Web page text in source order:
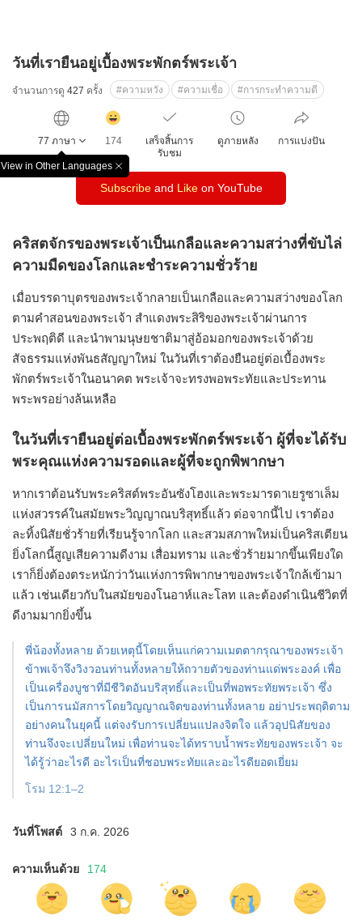
วันที่เรายืนอยู่เบื้องพระพักตร์พระเจ้า
จำนวนการดู 427 ครั้ง #ความหวัง #ความเชื่อ #การกระทำความดี
77 ภาษา
View in Other Languages
창
닫
기
클
릭
수
174
เสร็จสิ้นการ
รับชม
ดูภายหลัง การแบ่งปัน
Subscribeand Likeon YouTube
คริสตจักรของพระเจ้าเป็นเกลือและความสว่างที่ขับไล่
ความมืดของโลกและชำระความชั่วร้าย
เมื่อบรรดาบุตรของพระเจ้ากลายเป็นเกลือและความสว่างของโลก
ตามคำสอนของพระเจ้า สำแดงพระสิริของพระเจ้าผ่านการ
ประพฤติดี และนำพามนุษยชาติมาสู่อ้อมอกของพระเจ้าด้วย
สัจธรรมแห่งพันธสัญญาใหม่ ในวันที่เราต้องยืนอยู่ต่อเบื้องพระ
พักตร์พระเจ้าในอนาคต พระเจ้าจะทรงพอพระทัยและประทาน
พระพรอย่างล้นเหลือ
ในวันที่เรายืนอยู่ต่อเบื้องพระพักตร์พระเจ้า ผู้ที่จะได้รับ
พระคุณแห่งความรอดและผู้ที่จะถูกพิพากษา
หากเราต้อนรับพระคริสต์พระอันซังโฮงและพระมารดาเยรูซาเล็ม
แห่งสวรรค์ในสมัยพระวิญญาณบริสุทธิ์แล้ว ต่อจากนี้ไป เราต้อง
ละทิ้งนิสัยชั่วร้ายที่เรียนรู้จากโลก และสวมสภาพใหม่เป็นคริสเตียน
ยิ่งโลกนี้สูญเสียความดีงาม เสื่อมทราม และชั่วร้ายมากขึ้นเพียงใด
เราก็ยิ่งต้องตระหนักว่าวันแห่งการพิพากษาของพระเจ้าใกล้เข้ามา
แล้ว เช่นเดียวกับในสมัยของโนอาห์และโลท และต้องดำเนินชีวิตที่
ดีงามมากยิ่งขึ้น
พี่น้องทั้งหลาย ด้วยเหตุนี้โดยเห็นแก่ความเมตตากรุณาของพระเจ้า
ข้าพเจ้าจึงวิงวอนท่านทั้งหลายให้ถวายตัวของท่านแด่พระองค์ เพื่อ
เป็นเครื่องบูชาที่มีชีวิตอันบริสุทธิ์และเป็นที่พอพระทัยพระเจ้า ซึ่ง
เป็นการนมัสการโดยวิญญาณจิตของท่านทั้งหลาย อย่าประพฤติตาม
อย่างคนในยุคนี้ แต่จงรับการเปลี่ยนแปลงจิตใจ แล้วอุปนิสัยของ
ท่านจึงจะเปลี่ยนใหม่ เพื่อท่านจะได้ทราบน้ำพระทัยของพระเจ้า จะ
ได้รู้ว่าอะไรดี อะไรเป็นที่ชอบพระทัยและอะไรดียอดเยี่ยม
โรม 12:1–2
วันที่โพสต์ 3 ก.ค. 2026
ความเห็นด้วย 174